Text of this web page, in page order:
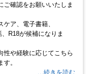
ご確認をお願いいたしま
ケア、電子書籍、
R18が候補になりま
性や経験に応じてこちら
。
…続きを読む